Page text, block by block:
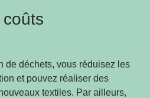
de déchets, vous réduisez les
et pouvez réaliser des
textiles. Par ailleurs,